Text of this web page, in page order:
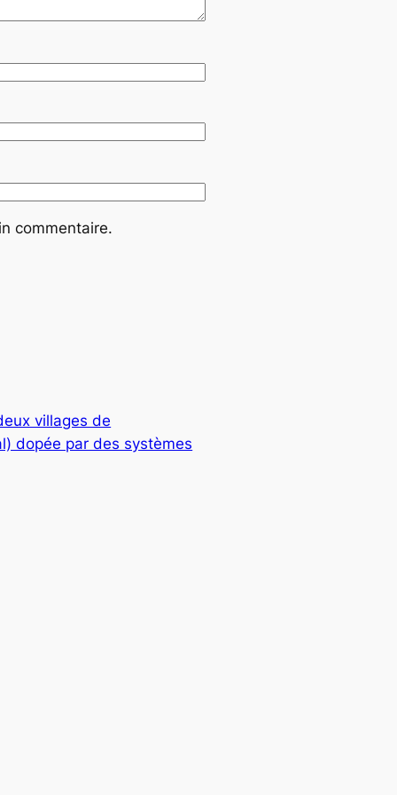
commentaire.
villages de
dopée par des systèmes